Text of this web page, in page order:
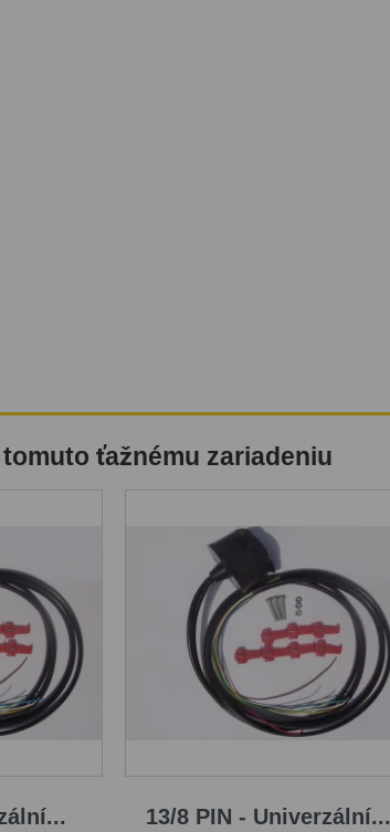
ťažnému zariadeniu
13/8 PIN - Univerzální...